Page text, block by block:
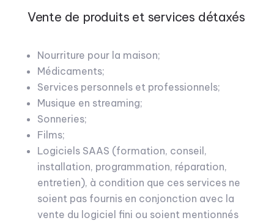
Vente de produits et services détaxés
Nourriture pour la maison;
Médicaments;
Services personnels et professionnels;
Musique en streaming;
Sonneries;
Films;
Logiciels SAAS (formation, conseil,
installation, programmation, réparation,
entretien), à condition que ces services ne
soient pas fournis en conjonction avec la
vente du logiciel fini ou soient mentionnés